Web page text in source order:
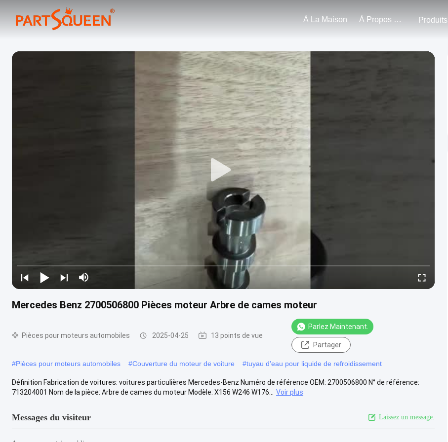
À La Maison À Propos De Nous Produits
Mercedes Benz 2700506800 Pièces moteur Arbre de cames moteur
Pièces pour moteurs automobiles 2025-04-25 13 points de vue
Parlez Maintenant.
Partager
#Pièces pour moteurs automobiles #Couverture du moteur de voiture #tuyau d'eau pour liquide de refroidissement
Définition Fabrication de voitures: voitures particulières Mercedes-Benz Numéro de référence OEM: 2700506800 N° de référence:
713204001 Nom de la pièce: Arbre de cames du moteur Modèle: X156 W246 W176...
Voir plus
Messages du visiteur Laissez un message.